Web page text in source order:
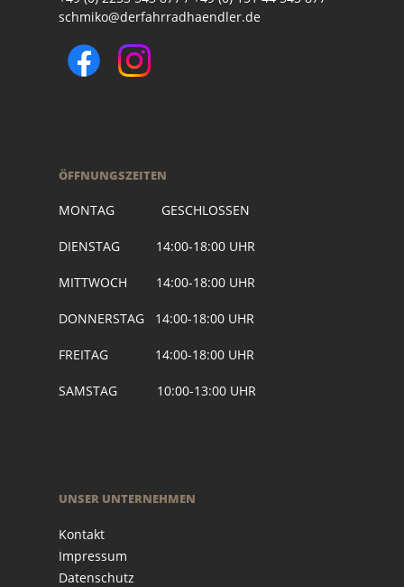
schmiko@derfahrradhaendler.de
ÖFFNUNGSZEITEN
MONTAG GESCHLOSSEN
DIENSTAG 14:00-18:00 UHR
MITTWOCH 14:00-18:00 UHR
DONNERSTAG 14:00-18:00 UHR
FREITAG 14:00-18:00 UHR
SAMSTAG 10:00-13:00 UHR
UNSER UNTERNEHMEN
Kontakt
Impressum
Datenschutz